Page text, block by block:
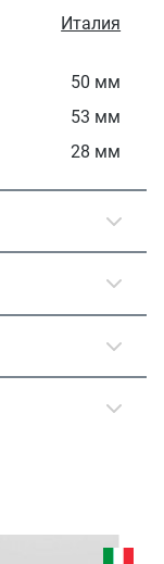
Италия
50 мм
53 мм
28 мм